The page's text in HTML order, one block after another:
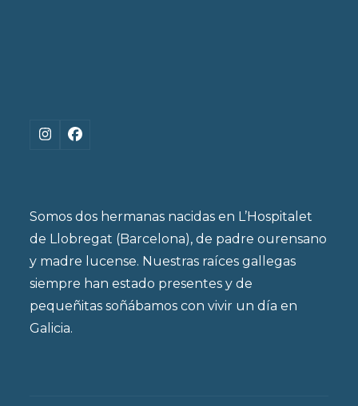
Instagram
Facebook
Somos dos hermanas nacidas en L’Hospitalet
de Llobregat (Barcelona), de padre ourensano
y madre lucense. Nuestras raíces gallegas
siempre han estado presentes y de
pequeñitas soñábamos con vivir un día en
Galicia.